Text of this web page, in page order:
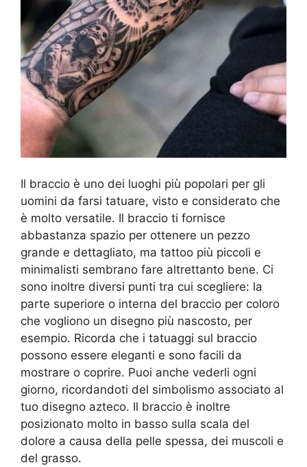
Il braccio è uno dei luoghi più popolari per gli
uomini da farsi tatuare, visto e considerato che
è molto versatile. Il braccio ti fornisce
abbastanza spazio per ottenere un pezzo
grande e dettagliato, ma tattoo più piccoli e
minimalisti sembrano fare altrettanto bene. Ci
sono inoltre diversi punti tra cui scegliere: la
parte superiore o interna del braccio per coloro
che vogliono un disegno più nascosto, per
esempio. Ricorda che i tatuaggi sul braccio
possono essere eleganti e sono facili da
mostrare o coprire. Puoi anche vederli ogni
giorno, ricordandoti del simbolismo associato al
tuo disegno azteco. Il braccio è inoltre
posizionato molto in basso sulla scala del
dolore a causa della pelle spessa, dei muscoli e
del grasso.